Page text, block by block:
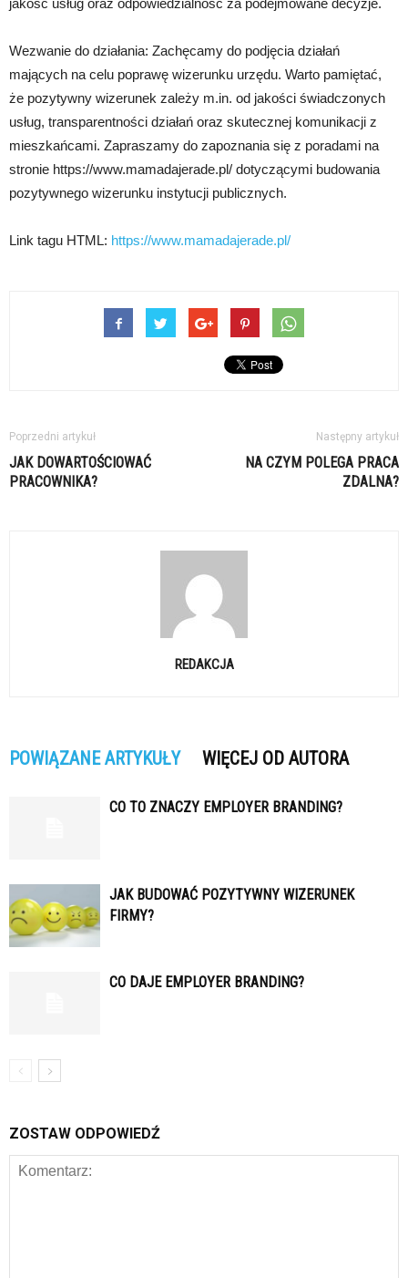
Wezwanie do działania: Zachęcamy do podjęcia działań
mających na celu poprawę wizerunku urzędu. Warto pamiętać,
że pozytywny wizerunek zależy m.in. od jakości świadczonych
usług, transparentności działań oraz skutecznej komunikacji z
mieszkańcami. Zapraszamy do zapoznania się z poradami na
stronie https://www.mamadajerade.pl/ dotyczącymi budowania
pozytywnego wizerunku instytucji publicznych.
Link tagu HTML: https://www.mamadajerade.pl/
Poprzedni artykuł
JAK DOWARTOŚCIOWAĆ
PRACOWNIKA?
Następny artykuł
NA CZYM POLEGA PRACA
ZDALNA?
REDAKCJA
POWIĄZANE ARTYKUŁY WIĘCEJ OD AUTORA
CO TO ZNACZY EMPLOYER BRANDING?
JAK BUDOWAĆ POZYTYWNY WIZERUNEK
FIRMY?
CO DAJE EMPLOYER BRANDING?
ZOSTAW ODPOWIEDŹ